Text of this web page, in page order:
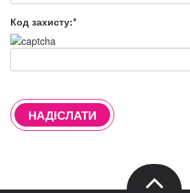
Код захисту:*
НАДІСЛАТИ